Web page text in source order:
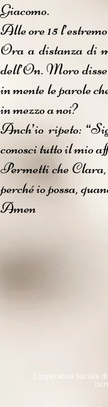
Giacomo.
Alle ore 15
Ora a distanza di
dell’On. Moro
in mente le parole
in mezzo a noi?
Anch’io ripeto:
conosci tutto il mio
Permetti che Clara,
perché io possa,
Amen
Cooperativa Sociale